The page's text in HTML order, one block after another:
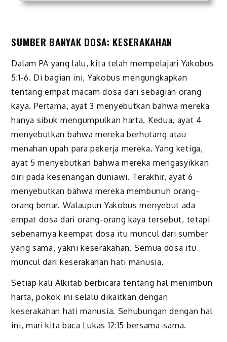
SUMBER BANYAK DOSA: KESERAKAHAN
Dalam PA yang lalu, kita telah mempelajari Yakobus
5:1-6. Di bagian ini, Yakobus mengungkapkan
tentang empat macam dosa dari sebagian orang
kaya. Pertama, ayat 3 menyebutkan bahwa mereka
hanya sibuk mengumpulkan harta. Kedua, ayat 4
menyebutkan bahwa mereka berhutang atau
menahan upah para pekerja mereka. Yang ketiga,
ayat 5 menyebutkan bahwa mereka mengasyikkan
diri pada kesenangan duniawi. Terakhir, ayat 6
menyebutkan bahwa mereka membunuh orang-
orang benar. Walaupun Yakobus menyebut ada
empat dosa dari orang-orang kaya tersebut, tetapi
sebenarnya keempat dosa itu muncul dari sumber
yang sama, yakni keserakahan. Semua dosa itu
muncul dari keserakahan hati manusia.
Setiap kali Alkitab berbicara tentang hal menimbun
harta, pokok ini selalu dikaitkan dengan
keserakahan hati manusia. Sehubungan dengan hal
ini, mari kita baca Lukas 12:15 bersama-sama.